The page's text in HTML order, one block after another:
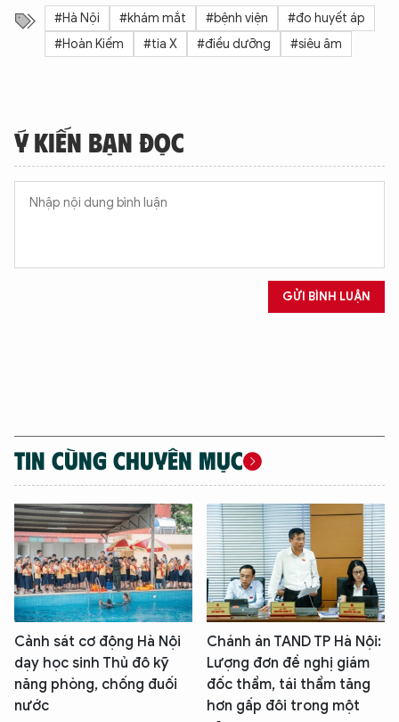
#Hà Nội #khám mắt #bệnh viện
#đo huyết áp
#Hoàn Kiếm
#tia X #điều dưỡng #siêu âm
Ý KIẾN BẠN ĐỌC
GỬI BÌNH LUẬN
TIN CÙNG CHUYÊN MỤC
Cảnh sát cơ động Hà Nội
dạy học sinh Thủ đô kỹ
năng phòng, chống đuối
nước
Chánh án TAND TP Hà Nội:
Lượng đơn đề nghị giám
đốc thẩm, tái thẩm tăng
hơn gấp đôi trong một